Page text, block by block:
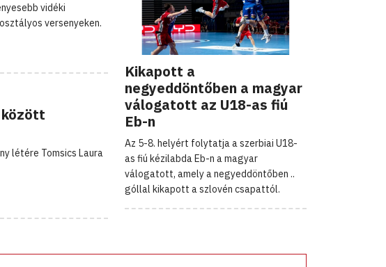
vidéki
versenyeken.
között
létére Tomsics Laura
Kikapott a
negyeddöntőben a magyar
válogatott az U18-as fiú
Eb-n
Az 5-8. helyért folytatja a szerbiai U18-
as fiú kézilabda Eb-n a magyar
válogatott, amely a negyeddöntőben ..
góllal kikapott a szlovén csapattól.